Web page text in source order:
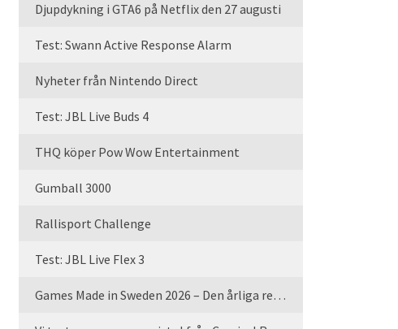
Djupdykning i GTA6 på Netflix den 27 augusti
Test: Swann Active Response Alarm
Nyheter från Nintendo Direct
Test: JBL Live Buds 4
THQ köper Pow Wow Entertainment
Gumball 3000
Rallisport Challenge
Test: JBL Live Flex 3
Games Made in Sweden 2026 – Den årliga rean är tillbaka